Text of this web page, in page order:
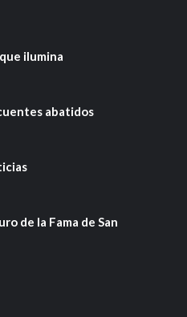
ilumina
abatidos
de la Fama de San